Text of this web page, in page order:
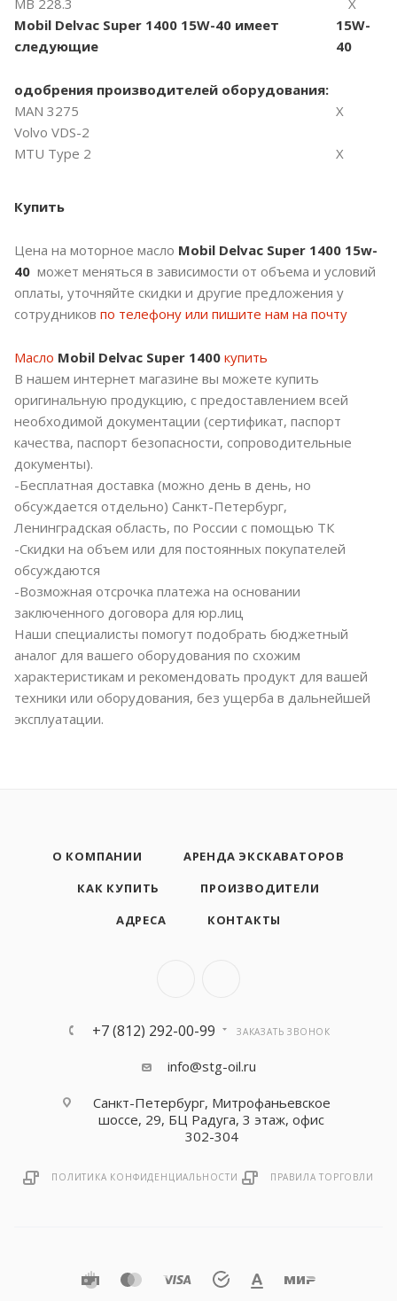
MB 228.3
X
Mobil Delvac Super 1400 15W-40 имеет
следующие
одобрения производителей оборудования:
15W-
40
MAN 3275
X
Volvo VDS-2
MTU Type 2
X
Купить
Цена на моторное масло Mobil Delvac Super 1400 15w-
40 может меняться в зависимости от объема и условий
оплаты, уточняйте скидки и другие предложения у
сотрудников по телефону или пишите нам на почту
Масло Mobil Delvac Super 1400 купить
В нашем интернет магазине вы можете купить
оригинальную продукцию, с предоставлением всей
необходимой документации (сертификат, паспорт
качества, паспорт безопасности, сопроводительные
документы).
-Бесплатная доставка (можно день в день, но
обсуждается отдельно) Санкт-Петербург,
Ленинградская область, по России с помощью ТК
-Скидки на объем или для постоянных покупателей
обсуждаются
-Возможная отсрочка платежа на основании
заключенного договора для юр.лиц
Наши специалисты помогут подобрать бюджетный
аналог для вашего оборудования по схожим
характеристикам и рекомендовать продукт для вашей
техники или оборудования, без ущерба в дальнейшей
эксплуатации.
О КОМПАНИИ
АРЕНДА ЭКСКАВАТОРОВ
КАК КУПИТЬ
ПРОИЗВОДИТЕЛИ
АДРЕСА
КОНТАКТЫ
+7 (812) 292-00-99 ЗАКАЗАТЬ ЗВОНОК
info@stg-oil.ru
Санкт-Петербург, Митрофаньевское
шоссе, 29, БЦ Радуга, 3 этаж, офис
302-304
ПОЛИТИКА КОНФИДЕНЦИАЛЬНОСТИ ПРАВИЛА ТОРГОВЛИ